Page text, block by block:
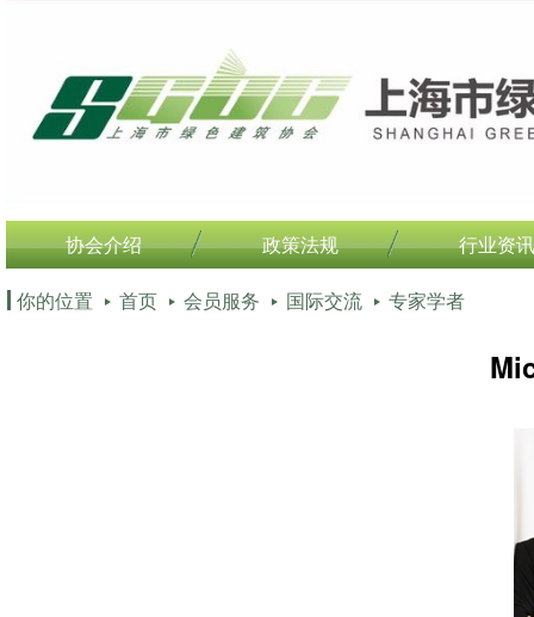
协会介绍 政策法规 行业资
你的位置 首页 会员服务 国际交流 专家学者